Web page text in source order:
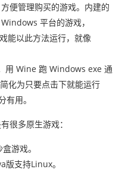
便管理购买的游戏。内建的
平台的游戏，
能以此方法运行，就像
用 Wine 跑 Windows exe 通
化为只要点击下就能运行
用。
很多原生游戏：
游戏。
支持Linux。